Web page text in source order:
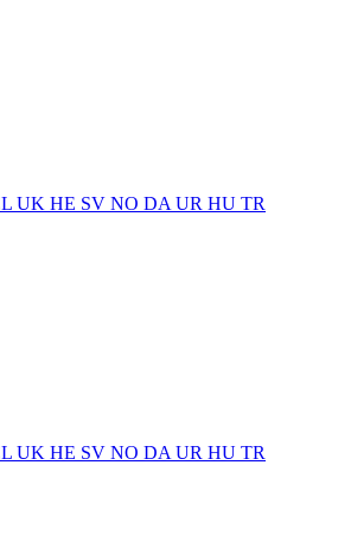
UK HE SV NO DA UR HU TR
UK HE SV NO DA UR HU TR